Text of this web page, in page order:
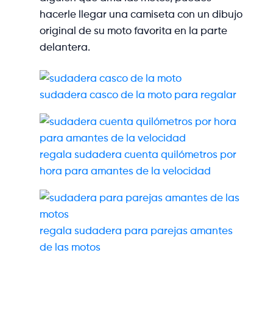
hacerle llegar una camiseta con un dibujo
original de su moto favorita en la parte
delantera.
sudadera casco de la moto para regalar
regala sudadera cuenta quilómetros por
hora para amantes de la velocidad
regala sudadera para parejas amantes
de las motos